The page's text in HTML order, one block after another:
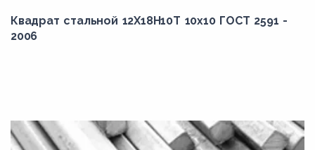
Квадрат стальной 12Х18Н10Т 10x10 ГОСТ 2591 -
2006